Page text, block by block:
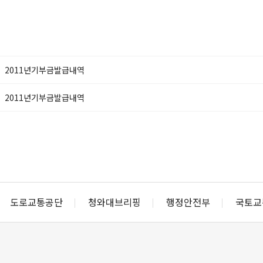
2011년기부금발급내역
2011년기부금발급내역
도로교통공단 청와대브리핑 행정안전부 국토